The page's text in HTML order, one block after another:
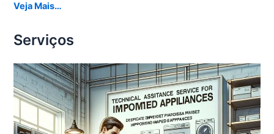
Veja Mais…
Serviços